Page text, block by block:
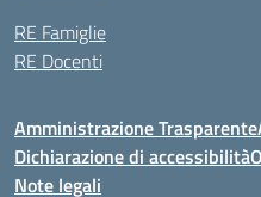
RE Famiglie
RE Docenti
Amministrazione Trasparente
Dichiarazione di accessibilità
Note legali